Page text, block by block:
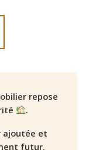
repose
.
ajoutée et
futur.